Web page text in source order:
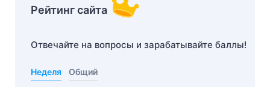
Рейтинг сайта
Отвечайте на вопросы и зарабатывайте баллы!
Неделя Общий